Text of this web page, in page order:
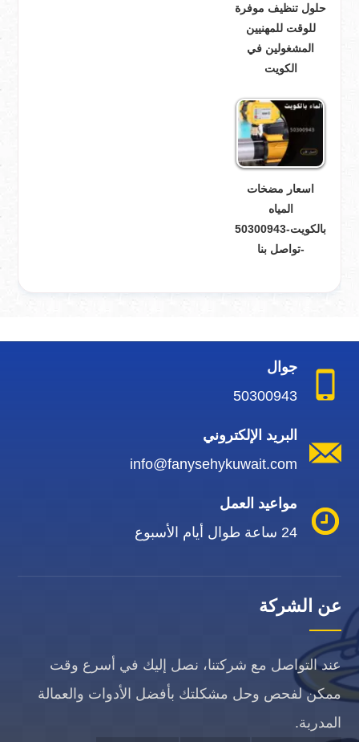
حلول تنظيف موفرة
للوقت للمهنيين
المشغولين في
الكويت
اسعار مضخات
المياه
بالكويت-50300943
-تواصل بنا
جوال
50300943
البريد الإلكتروني
info@fanysehykuwait.com
مواعيد العمل
24 ساعة طوال أيام الأسبوع
عن الشركة
عند التواصل مع شركتنا، نصل إليك في أسرع وقت
ممكن لفحص وحل مشكلتك بأفضل الأدوات والعمالة
المدربة.